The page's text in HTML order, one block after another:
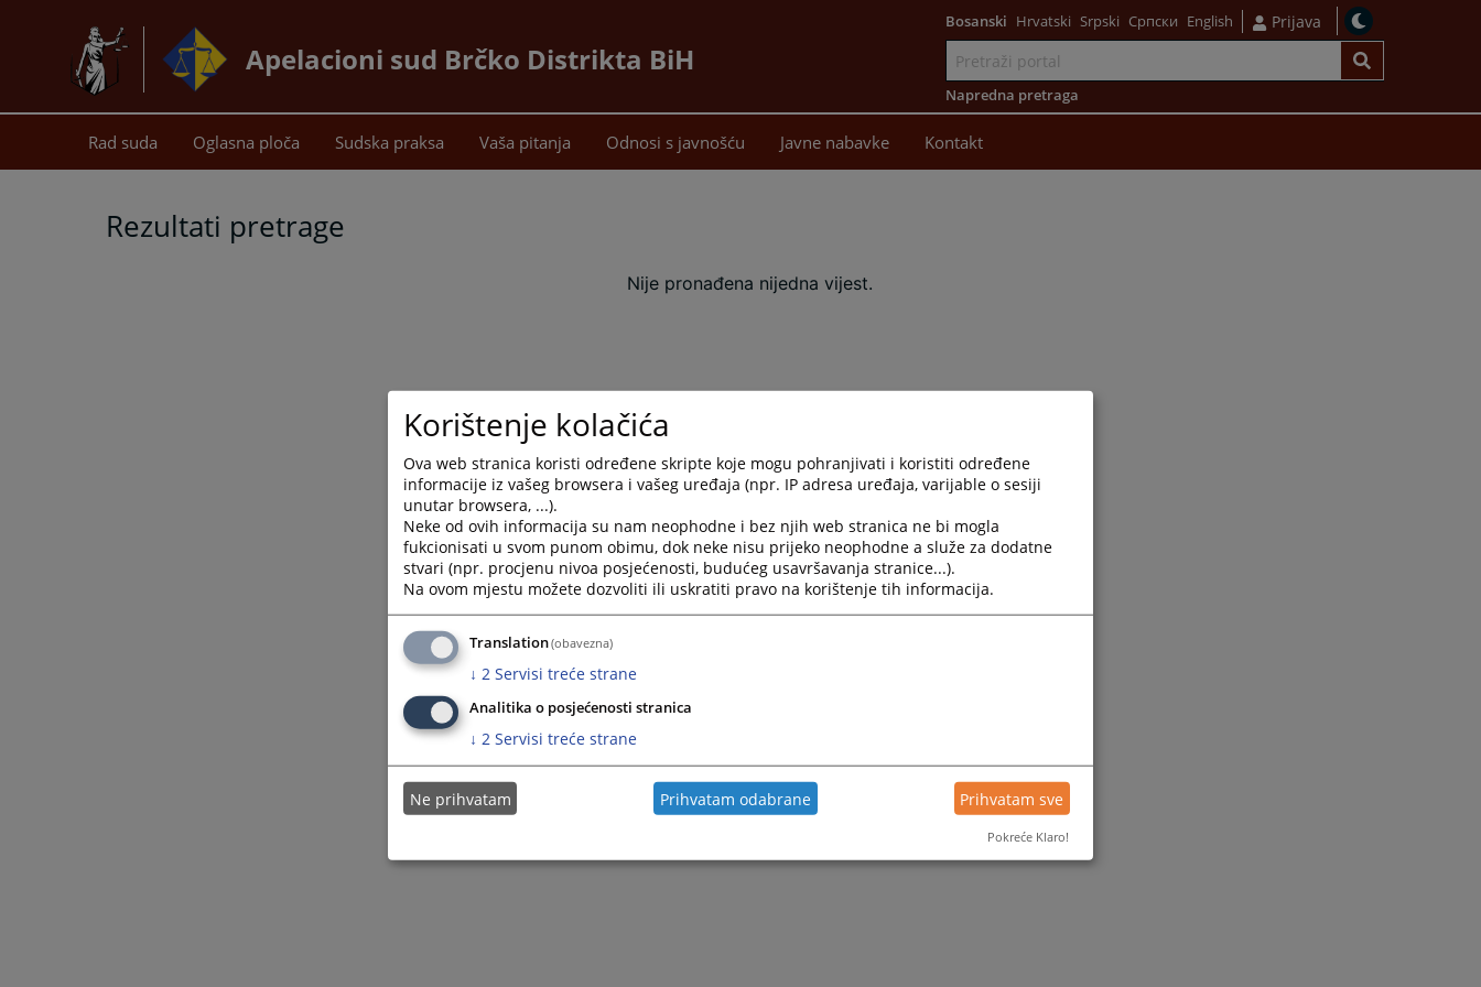
Apelacioni sud Brčko Distrikta BiH
sadržaj
Bosanski Hrvatski Srpski Српски English Prijava
Napredna pretraga
Rad suda Oglasna ploča Sudska praksa Vaša pitanja Odnosi s javnošću Javne nabavke Kontakt
Rezultati pretrage
Nije pronađena nijedna vijest.
Korištenje kolačića
Ova web stranica koristi određene skripte koje mogu pohranjivati i koristiti određene
informacije iz vašeg browsera i vašeg uređaja (npr. IP adresa uređaja, varijable o sesiji
unutar browsera, ...).
Neke od ovih informacija su nam neophodne i bez njih web stranica ne bi mogla
fukcionisati u svom punom obimu, dok neke nisu prijeko neophodne a služe za dodatne
stvari (npr. procjenu nivoa posjećenosti, budućeg usavršavanja stranice...).
Na ovom mjestu možete dozvoliti ili uskratiti pravo na korištenje tih informacija.
Translation(obavezna)
↓ 2 Servisi treće strane
Analitika o posjećenosti stranica
↓ 2 Servisi treće strane
Ne prihvatam Prihvatam odabrane Prihvatam sve
Pokreće Klaro!